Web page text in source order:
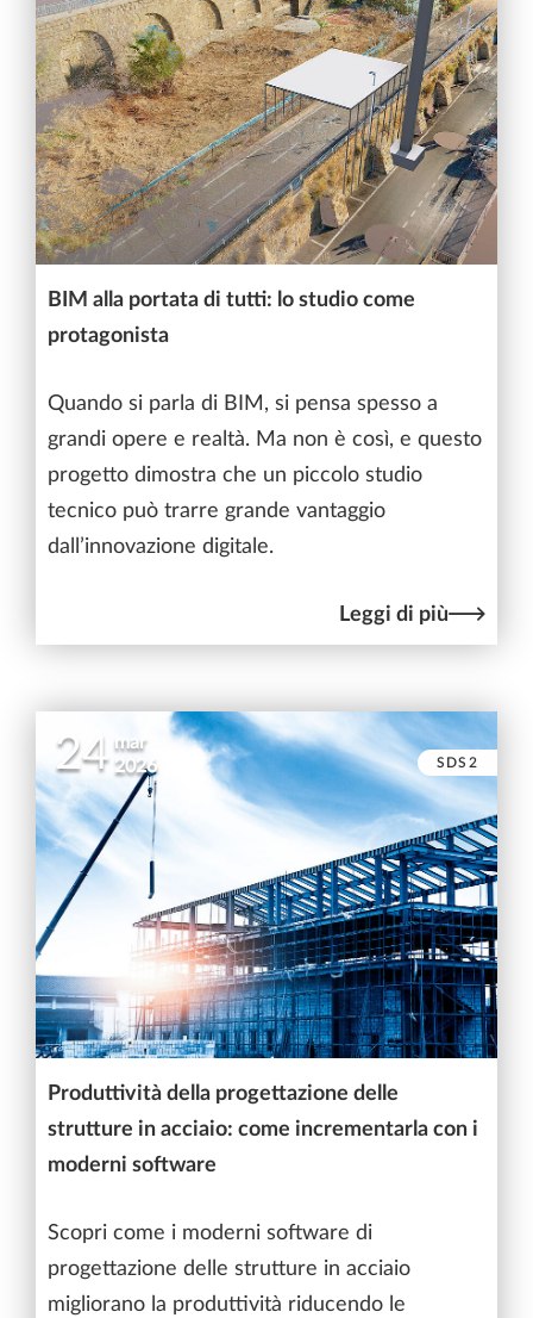
BIM alla portata di tutti: lo studio come
protagonista
Quando si parla di BIM, si pensa spesso a
grandi opere e realtà. Ma non è così, e questo
progetto dimostra che un piccolo studio
tecnico può trarre grande vantaggio
dall’innovazione digitale.
Leggi di più
24 mar
2026
SDS2
Produttività della progettazione delle
strutture in acciaio: come incrementarla con i
moderni software
Scopri come i moderni software di
progettazione delle strutture in acciaio
migliorano la produttività riducendo le